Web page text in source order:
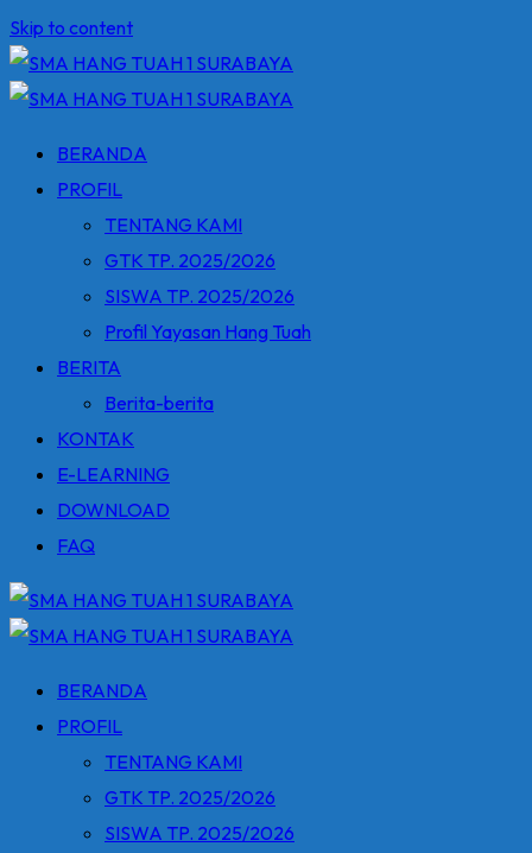
Skip to content
BERANDA
PROFIL
TENTANG KAMI
GTK TP. 2025/2026
SISWA TP. 2025/2026
Profil Yayasan Hang Tuah
BERITA
Berita-berita
KONTAK
E-LEARNING
DOWNLOAD
FAQ
BERANDA
PROFIL
TENTANG KAMI
GTK TP. 2025/2026
SISWA TP. 2025/2026